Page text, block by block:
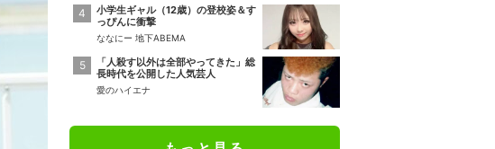
小学生ギャル（12歳）の登校姿＆す
っぴんに衝撃
ななにー 地下ABEMA
「人殺す以外は全部やってきた」総
長時代を公開した人気芸人
愛のハイエナ